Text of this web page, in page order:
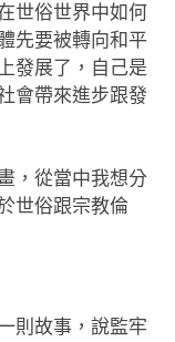
世俗世界中如何
先要被轉向和平
發展了，自己是
會帶來進步跟發
，從當中我想分
世俗跟宗教倫
則故事，說監牢